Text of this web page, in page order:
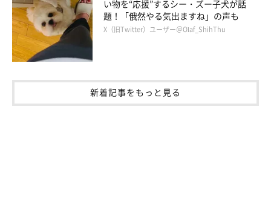
い物を“応援”するシー・ズー子犬が話
題！「俄然やる気出ますね」の声も
X（旧Twitter）ユーザー＠Olaf_ShihThu
新着記事をもっと見る